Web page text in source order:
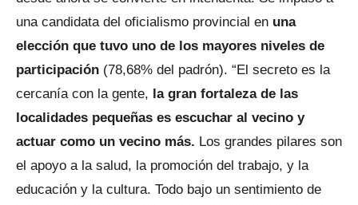
una candidata del oficialismo provincial en una
elección que tuvo uno de los mayores niveles de
participación (78,68% del padrón). “El secreto es la
cercanía con la gente, la gran fortaleza de las
localidades pequeñas es escuchar al vecino y
actuar como un vecino más. Los grandes pilares son
el apoyo a la salud, la promoción del trabajo, y la
educación y la cultura. Todo bajo un sentimiento de